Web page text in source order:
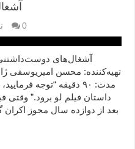
0
تهیه‌کننده: محسن امیریوسفی
مدت: ۹۰ دقیقه “توجه
داستان فیلم لو برود.”
بعد از دوازده سال مجوز